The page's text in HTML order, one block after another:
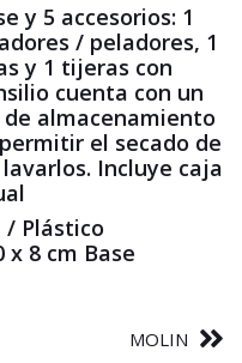
y 5 accesorios: 1
/ peladores, 1
y 1 tijeras con
cuenta con un
almacenamiento
el secado de
Incluye caja
/ Plástico
8 cm Base
MOLIN